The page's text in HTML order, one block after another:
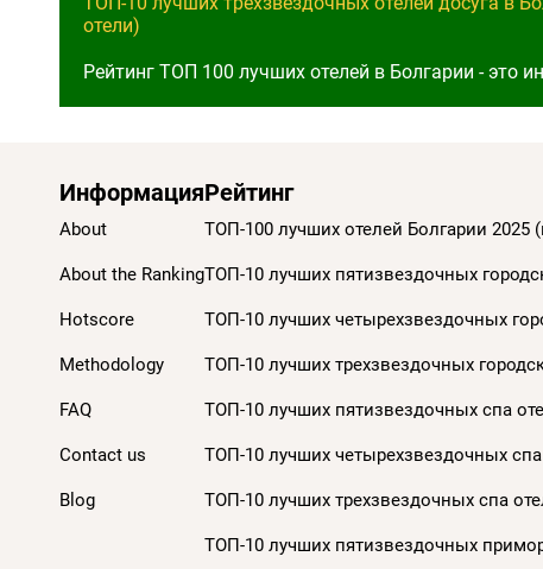
отели)
Рейтинг ТОП 100 лучших отелей в Болгарии - это
Информация
About
About the Ranking
Hotscore
Methodology
FAQ
Contact us
Blog
Рейтинг
ТОП-100 лучших отелей Болгарии 2025
ТОП-10 лучших пятизвездочных
ТОП-10 лучших четырехзвездочных
ТОП-10 лучших трехзвездочных
ТОП-10 лучших пятизвездочных спа
ТОП-10 лучших четырехзвездочных
ТОП-10 лучших трехзвездочных спа
ТОП-10 лучших пятизвездочных